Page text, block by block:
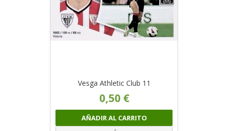
Vesga Athletic Club 11
0,50 €
AÑADIR AL CARRITO